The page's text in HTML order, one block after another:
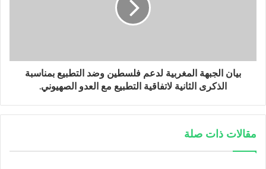
بيان الجبهة المغربية لدعم فلسطين وضد التطبيع بمناسبة
الذكرى الثانية لاتفاقية التطبيع مع العدو الصهيوني.
مقالات ذات صلة